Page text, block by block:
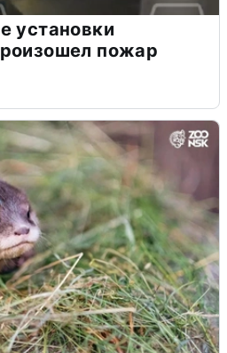
установки
пожар